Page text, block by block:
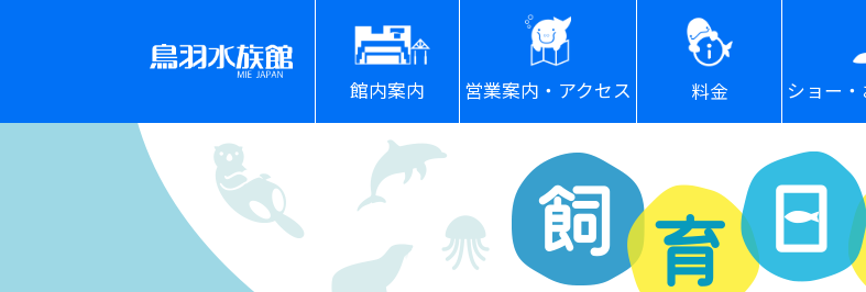
館内案内 営業案内・アクセス 料金 ショー